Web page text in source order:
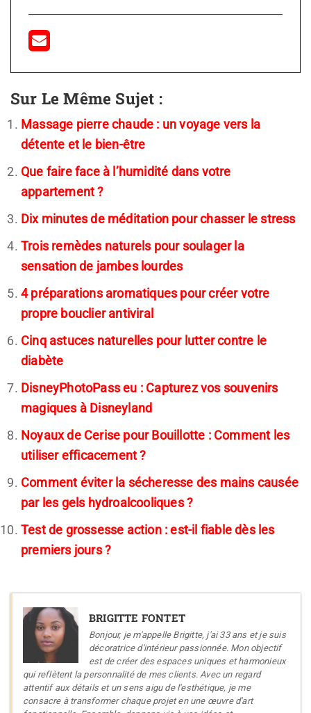
Sur Le Même Sujet :
Massage pierre chaude : un voyage vers la
détente et le bien-être
Que faire face à l’humidité dans votre
appartement ?
Dix minutes de méditation pour chasser le stress
Trois remèdes naturels pour soulager la
sensation de jambes lourdes
4 préparations aromatiques pour créer votre
propre bouclier antiviral
Cinq astuces naturelles pour lutter contre le
diabète
DisneyPhotoPass eu : Capturez vos souvenirs
magiques à Disneyland
Noyaux de Cerise pour Bouillotte : Comment les
utiliser efficacement ?
Comment éviter la sécheresse des mains causée
par les gels hydroalcooliques ?
Test de grossesse action : est-il fiable dès les
premiers jours ?
BRIGITTE FONTET
Bonjour, je m'appelle Brigitte, j'ai 33 ans et je suis
décoratrice d'intérieur passionnée. Mon objectif
est de créer des espaces uniques et harmonieux
qui reflètent la personnalité de mes clients. Avec un regard
attentif aux détails et un sens aigu de l'esthétique, je me
consacre à transformer chaque projet en une œuvre d'art